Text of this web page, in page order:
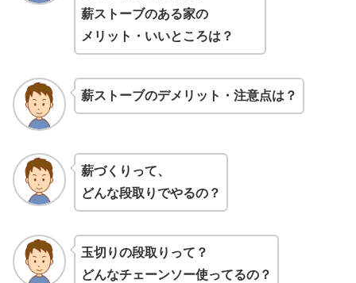
薪ストーブのある家の
メリット・いいところは？
薪スト ーブのデメリット・注意点は？
薪づくりって、
どんな段取りでやるの？
玉切りの段取りって？
どんなチェーンソー使ってるの？